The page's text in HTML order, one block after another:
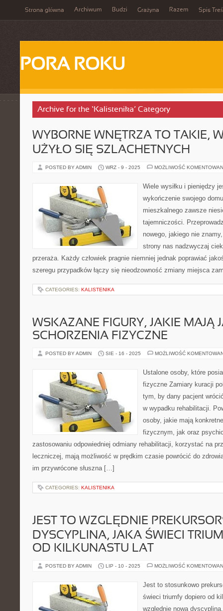
Strona główna Archiwum Budzi Grażyna Razem Spis
PORA ROKU
Archive for the ‘Kalistenika’ Category
WYBORNE WNĘTRZA TO TAKIE,
UŻYŁO SIĘ SZLACHETNYCH
POSTED BY ADMIN WRZ - 9 - 2025 MOŻLIWOŚĆ
Wiele wysiłku i pieniędzy
wykończenie swojego
mieszkalnego zawsze
tajemniczości.
nowego, jakiego nie
strony nas nadzwyczaj
przeraża. Każdy człowiek pragnie niemniej jednak poprawiać
szeregu przypadków łączy się nieodzowność zmiany miejsca
CATEGORIES: KALISTENIKA
WSKAZANE FIGURY, JAKIE MAJĄ
SCHORZENIA FIZYCZNE
POSTED BY ADMIN SIE - 16 - 2025 MOŻLIWOŚĆ
Ustalone osoby, które
fizyczne Zamiary kuracji
tym, by dany pacjent
w wypadku rehabilitacji.
osoby, jakie mają
fizycznym, jak oraz
zastosowaniu odpowiedniej odmiany rehabilitacji, korzystać na
leczniczej, mają możliwość w prędkim czasie powrócić do
im przywrócone słuszna […]
CATEGORIES: KALISTENIKA
JEST TO WZGLĘDNIE
DYSCYPLINA, JAKA ŚWIECI
OD KILKUNASTU LAT
POSTED BY ADMIN LIP - 10 - 2025 MOŻLIWOŚĆ
Jest to stosunkowo
świeci triumfy dopiero od
względnie nowa